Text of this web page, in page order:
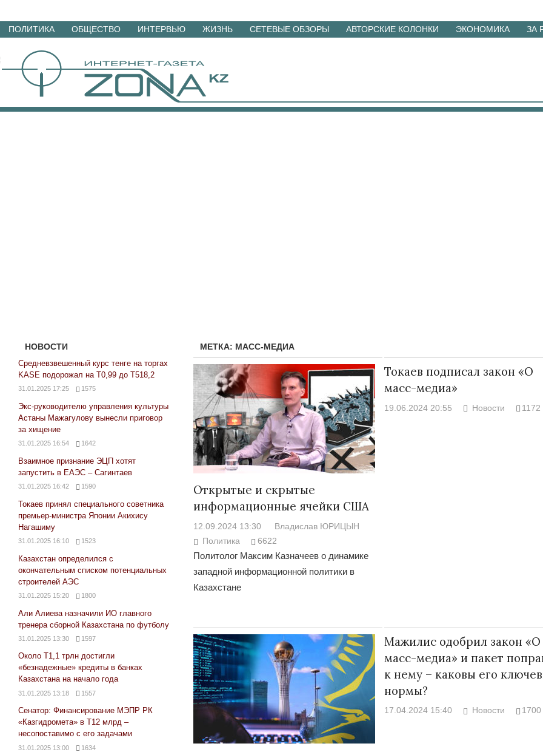
Перейти
материалам
ПОЛИТИКА ОБЩЕСТВО ИНТЕРВЬЮ ЖИЗНЬ СЕТЕВЫЕ ОБЗОРЫ АВТОРСКИЕ КОЛОНКИ ЭКОНОМИКА ЗА
МЕТКА: МАСС-МЕДИА
Открытые и скрытые
информационные ячейки США
12.09.2024 13:30
Владислав ЮРИЦЫН
Политика
6622
Политолог Максим Казначеев о динамике
западной информационной политики в
Казахстане
Токаев подписал закон «О
масс-медиа»
19.06.2024 20:55 Новости 1172
Мажилис одобрил закон «О
масс-медиа» и пакет
к нему – каковы его
нормы?
17.04.2024 15:40 Новости 1700
НОВОСТИ
Средневзвешенный курс тенге на торгах
KASE подорожал на Т0,99 до Т518,2
31.01.2025 17:25 1575
Экс-руководителю управления культуры
Астаны Мажагулову вынесли приговор
за хищение
31.01.2025 16:54 1642
Взаимное признание ЭЦП хотят
запустить в ЕАЭС – Сагинтаев
31.01.2025 16:42 1590
Токаев принял специального советника
премьер-министра Японии Акихису
Нагашиму
31.01.2025 16:10 1523
Казахстан определился с
окончательным списком потенциальных
строителей АЭС
31.01.2025 15:20 1800
Али Алиева назначили ИО главного
тренера сборной Казахстана по футболу
31.01.2025 13:30 1597
Около Т1,1 трлн достигли
«безнадежные» кредиты в банках
Казахстана на начало года
31.01.2025 13:18 1557
Сенатор: Финансирование МЭПР РК
«Казгидромета» в Т12 млрд –
несопоставимо с его задачами
31.01.2025 13:00 1634
Народ выбрал свет